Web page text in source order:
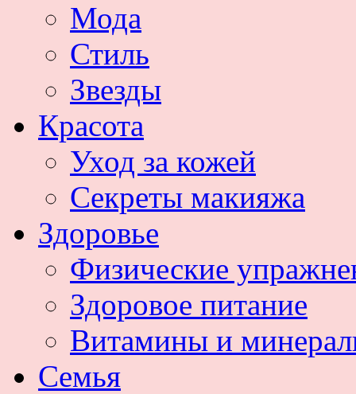
Мода
Стиль
Звезды
Красота
Уход за кожей
Секреты макияжа
Здоровье
Физические
Здоровое питание
Витамины и
Семья